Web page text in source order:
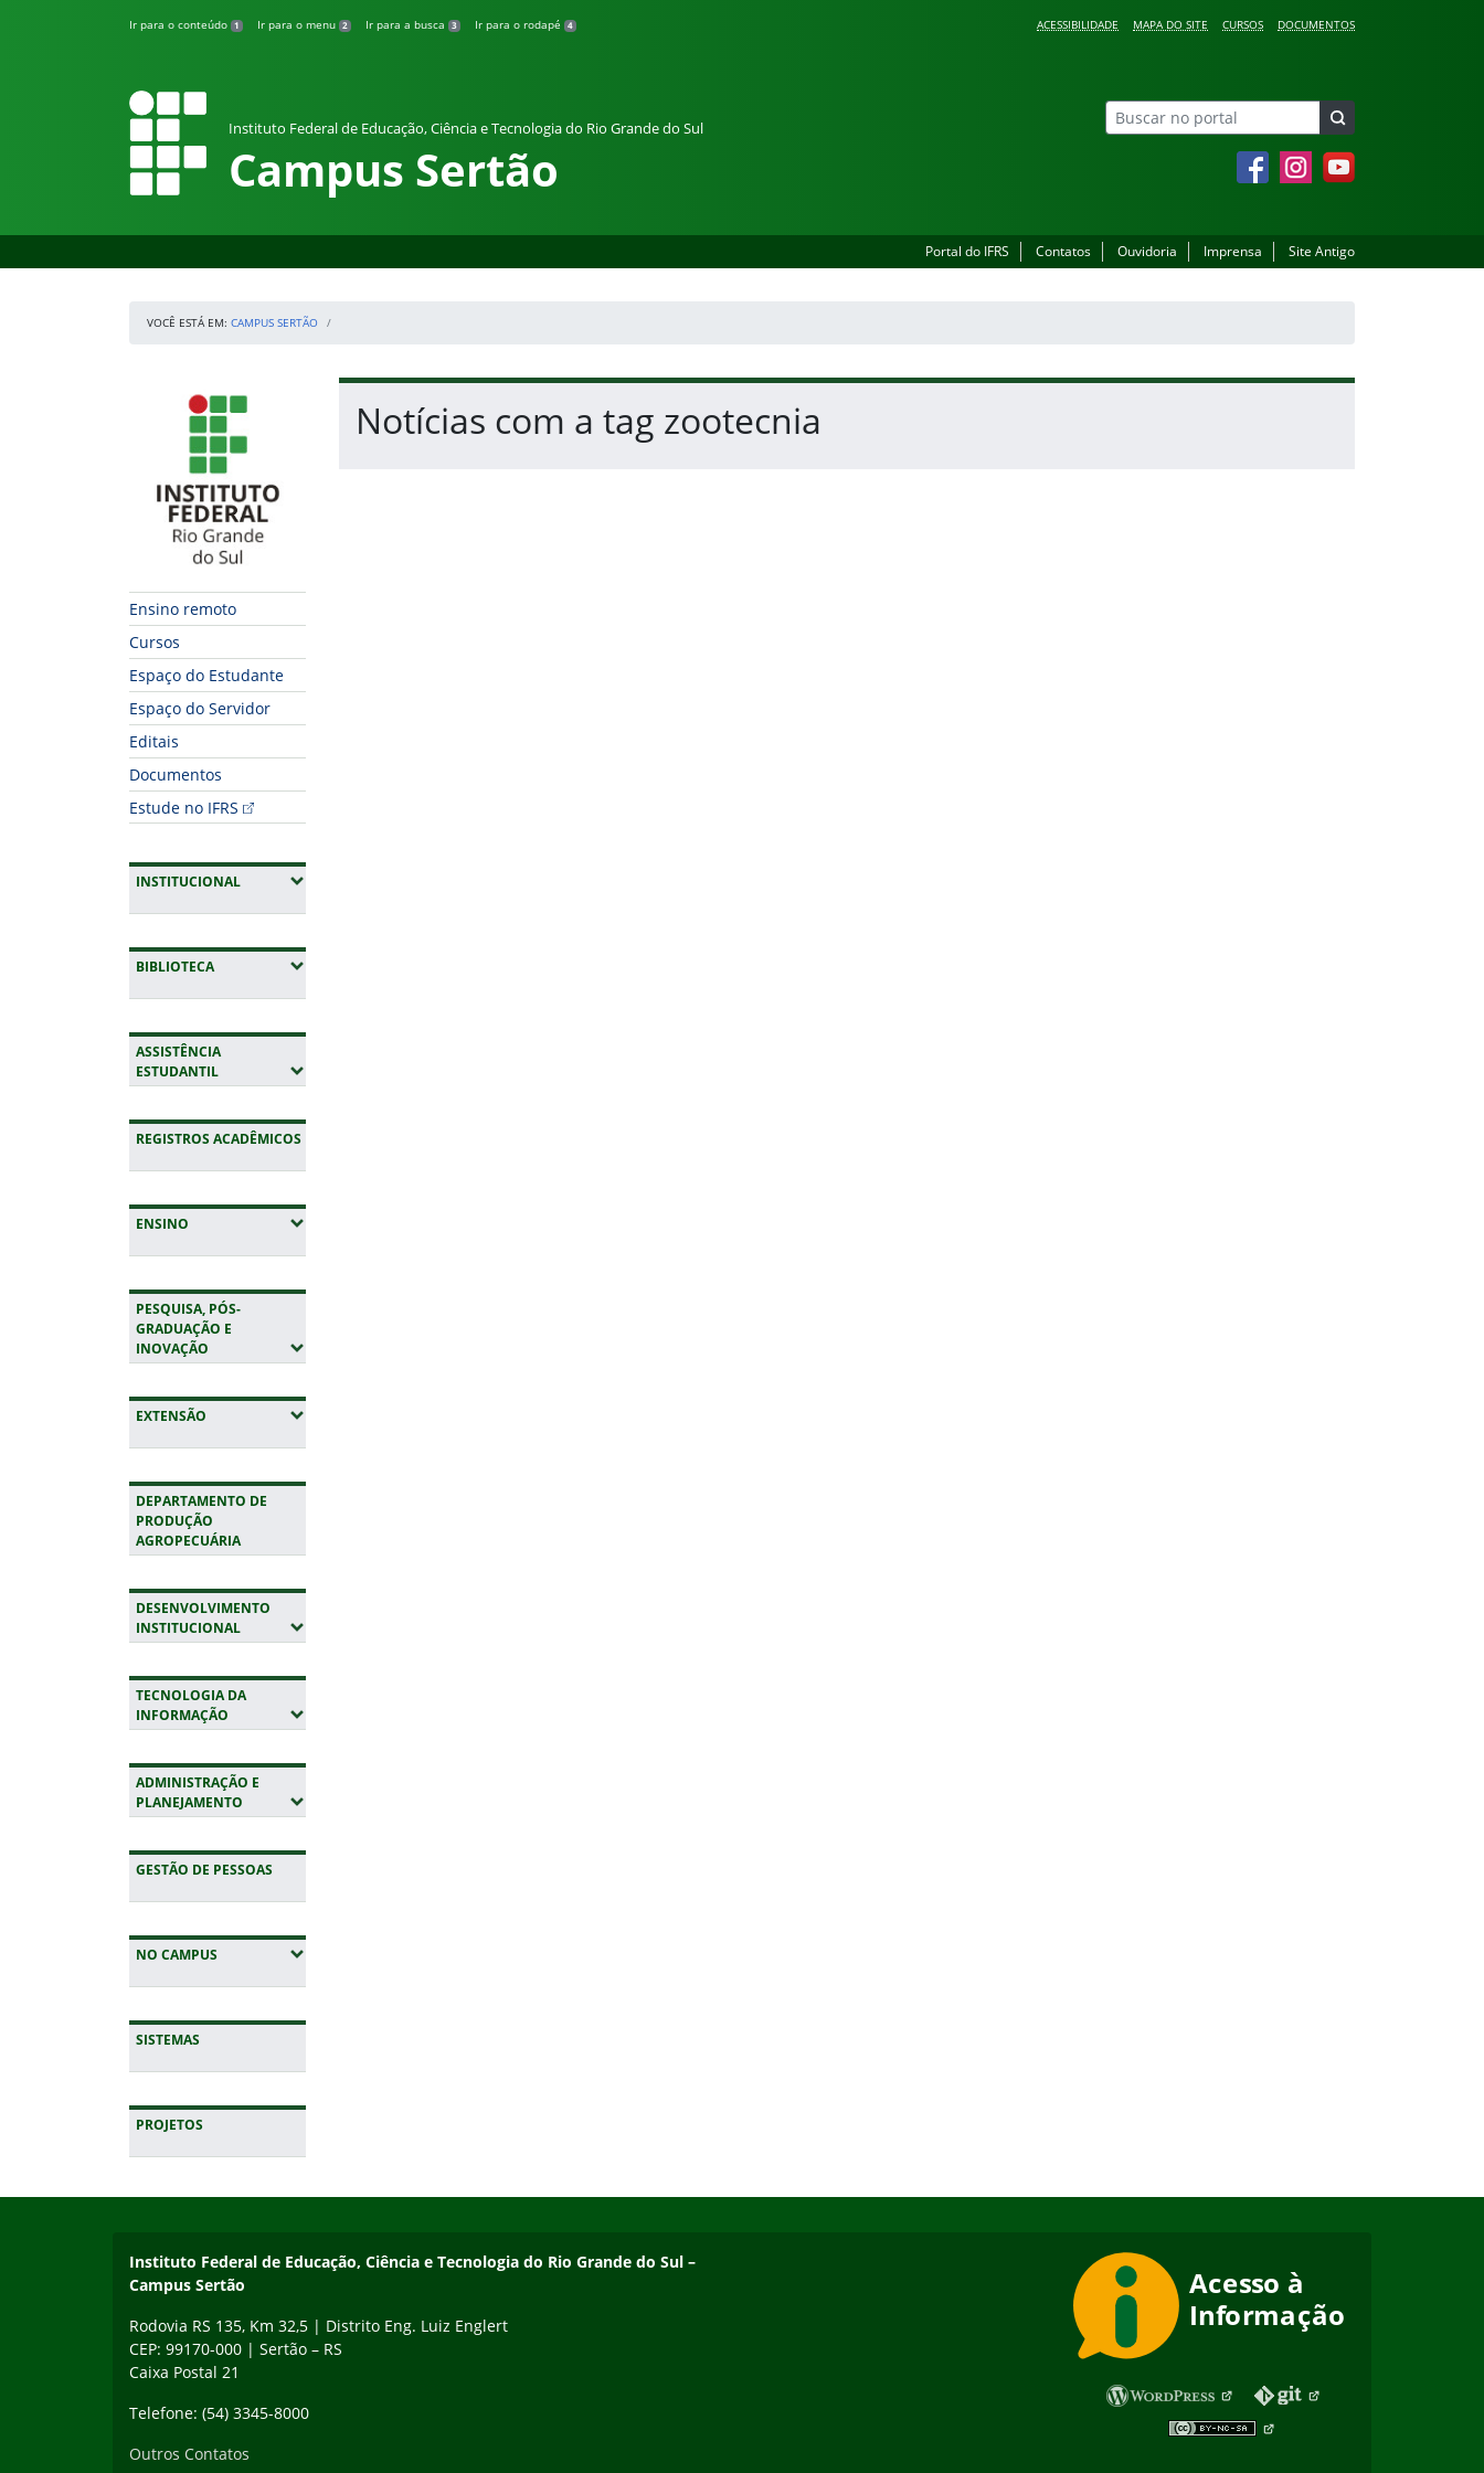
Ir para o conteúdo 1 Ir para o menu 2 Ir para a busca 3 Ir para o rodapé 4 ACESSIBILIDADE MAPA DO SITE CURSOS DOCUMENTOS
Instituto Federal de Educação, Ciência e Tecnologia do Rio Grande do Sul
Campus Sertão FacebookInstagramYouTube
Portal do IFRS Contatos Ouvidoria Imprensa Site Antigo
VOCÊ ESTÁ EM: CAMPUS SERTÃO
Início da navegação
Ensino remoto
Cursos
Espaço do Estudante
Espaço do Servidor
Editais
Documentos
Estude no IFRS
INSTITUCIONAL(EXPANDIR SUBMENUS)
BIBLIOTECA(EXPANDIR SUBMENUS)
ASSISTÊNCIA
ESTUDANTIL(EXPANDIR SUBMENUS)
REGISTROS ACADÊMICOS
ENSINO (EXPANDIR SUBMENUS)
PESQUISA, PÓS-
GRADUAÇÃO E
INOVAÇÃO (EXPANDIR SUBMENUS)
EXTENSÃO (EXPANDIR SUBMENUS)
DEPARTAMENTO DE
PRODUÇÃO
AGROPECUÁRIA
DESENVOLVIMENTO
INSTITUCIONAL(EXPANDIR SUBMENUS)
TECNOLOGIA DA
INFORMAÇÃO (EXPANDIR SUBMENUS)
ADMINISTRAÇÃO E
PLANEJAMENTO (EXPANDIR SUBMENUS)
GESTÃO DE PESSOAS
NO CAMPUS (EXPANDIR SUBMENUS)
SISTEMAS
PROJETOS
Início do conteúdo
Notícias com a tag zootecnia
Instituto Federal de Educação, Ciência e Tecnologia do Rio Grande do Sul –
Campus Sertão
Rodovia RS 135, Km 32,5 | Distrito Eng. Luiz Englert
CEP: 99170-000 | Sertão – RS
Caixa Postal 21
Telefone: (54) 3345-8000
Outros Contatos